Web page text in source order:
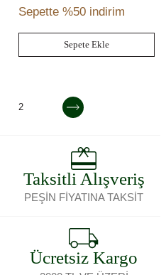
Sepette %50 indirim
Sepete Ekle
2
Taksitli Alışveriş
PEŞİN FİYATINA TAKSİT
Ücretsiz Kargo